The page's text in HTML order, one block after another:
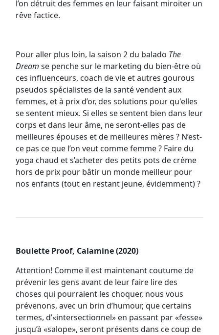
l’on détruit des femmes en leur faisant miroiter un
rêve factice.
Pour aller plus loin, la saison 2 du balado The
Dream se penche sur le marketing du bien-être où
ces influenceurs, coach de vie et autres gourous
pseudos spécialistes de la santé vendent aux
femmes, et à prix d’or, des solutions pour qu'elles
se sentent mieux. Si elles se sentent bien dans leur
corps et dans leur âme, ne seront-elles pas de
meilleures épouses et de meilleures mères ? N’est-
ce pas ce que l’on veut comme femme ? Faire du
yoga chaud et s’acheter des petits pots de crème
hors de prix pour bâtir un monde meilleur pour
nos enfants (tout en restant jeune, évidemment) ?
Boulette Proof, Calamine (2020)
Attention! Comme il est maintenant coutume de
prévenir les gens avant de leur faire lire des
choses qui pourraient les choquer, nous vous
prévenons, avec un brin d’humour, que certains
termes, d’«intersectionnel» en passant par «fesse»
jusqu’à «salope», seront présents dans ce coup de